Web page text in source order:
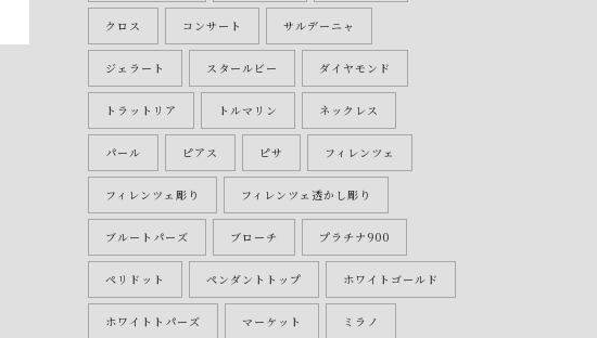
クロス コンサート サルデーニャ
ジェラート スタールビー ダイヤモンド
トラットリア トルマリン ネックレス
パール ピアス ピサ フィレンツェ
フィレンツェ彫り フィレンツェ透かし彫り
ブルートパーズ ブローチ プラチナ900
ペリドット ペンダントトップ ホワイトゴールド
ホワイトトパーズ マーケット ミラノ